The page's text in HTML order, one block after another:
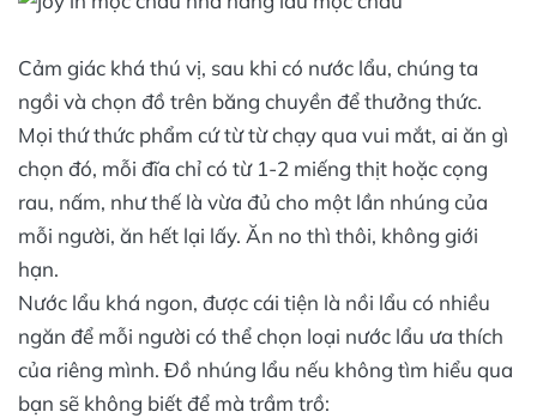
Cảm giác khá thú vị, sau khi có nước lẩu, chúng ta
ngồi và chọn đồ trên băng chuyền để thưởng thức.
Mọi thứ thức phẩm cứ từ từ chạy qua vui mắt, ai ăn gì
chọn đó, mỗi đĩa chỉ có từ 1-2 miếng thịt hoặc cọng
rau, nấm, như thế là vừa đủ cho một lần nhúng của
mỗi người, ăn hết lại lấy. Ăn no thì thôi, không giới
hạn.
Nước lẩu khá ngon, được cái tiện là nồi lẩu có nhiều
ngăn để mỗi người có thể chọn loại nước lẩu ưa thích
của riêng mình. Đồ nhúng lẩu nếu không tìm hiểu qua
bạn sẽ không biết để mà trầm trồ: